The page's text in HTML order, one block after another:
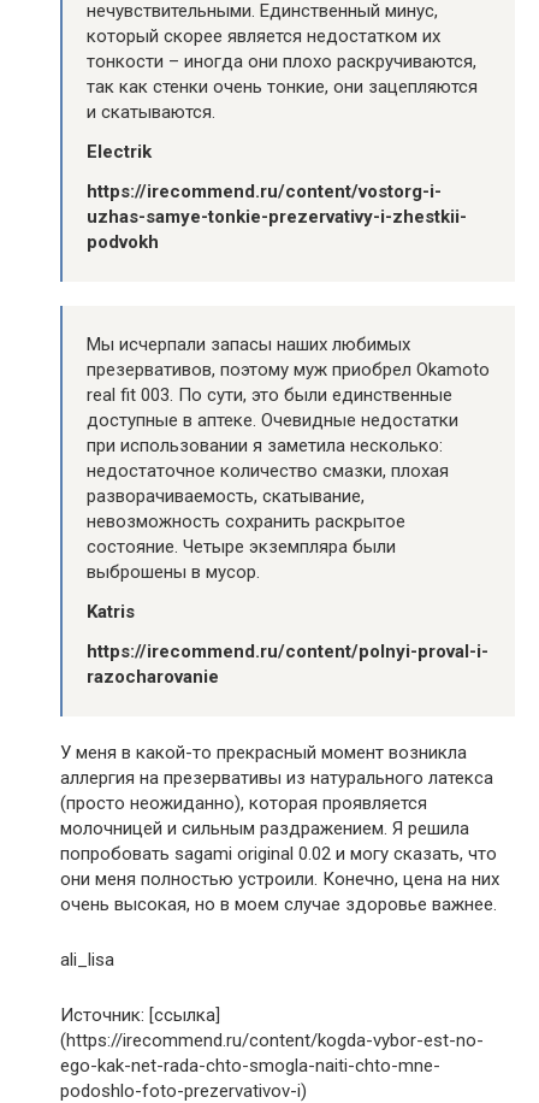
нечувствительными. Единственный минус,
который скорее является недостатком их
тонкости – иногда они плохо раскручиваются,
так как стенки очень тонкие, они зацепляются
и скатываются.
Electrik
https://irecommend.ru/content/vostorg-i-
uzhas-samye-tonkie-prezervativy-i-zhestkii-
podvokh
Мы исчерпали запасы наших любимых
презервативов, поэтому муж приобрел Okamoto
real fit 003. По сути, это были единственные
доступные в аптеке. Очевидные недостатки
при использовании я заметила несколько:
недостаточное количество смазки, плохая
разворачиваемость, скатывание,
невозможность сохранить раскрытое
состояние. Четыре экземпляра были
выброшены в мусор.
Katris
https://irecommend.ru/content/polnyi-proval-i-
razocharovanie
У меня в какой-то прекрасный момент возникла
аллергия на презервативы из натурального латекса
(просто неожиданно), которая проявляется
молочницей и сильным раздражением. Я решила
попробовать sagami original 0.02 и могу сказать, что
они меня полностью устроили. Конечно, цена на них
очень высокая, но в моем случае здоровье важнее.
ali_lisa
Источник: [ссылка]
(https://irecommend.ru/content/kogda-vybor-est-no-
ego-kak-net-rada-chto-smogla-naiti-chto-mne-
podoshlo-foto-prezervativov-i)